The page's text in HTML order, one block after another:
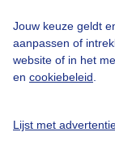
Jouw keuze geldt
aanpassen of
website of in het
en cookiebeleid
Lijst met
Privacy beleid
Cookie beleid
Gratis weerdata